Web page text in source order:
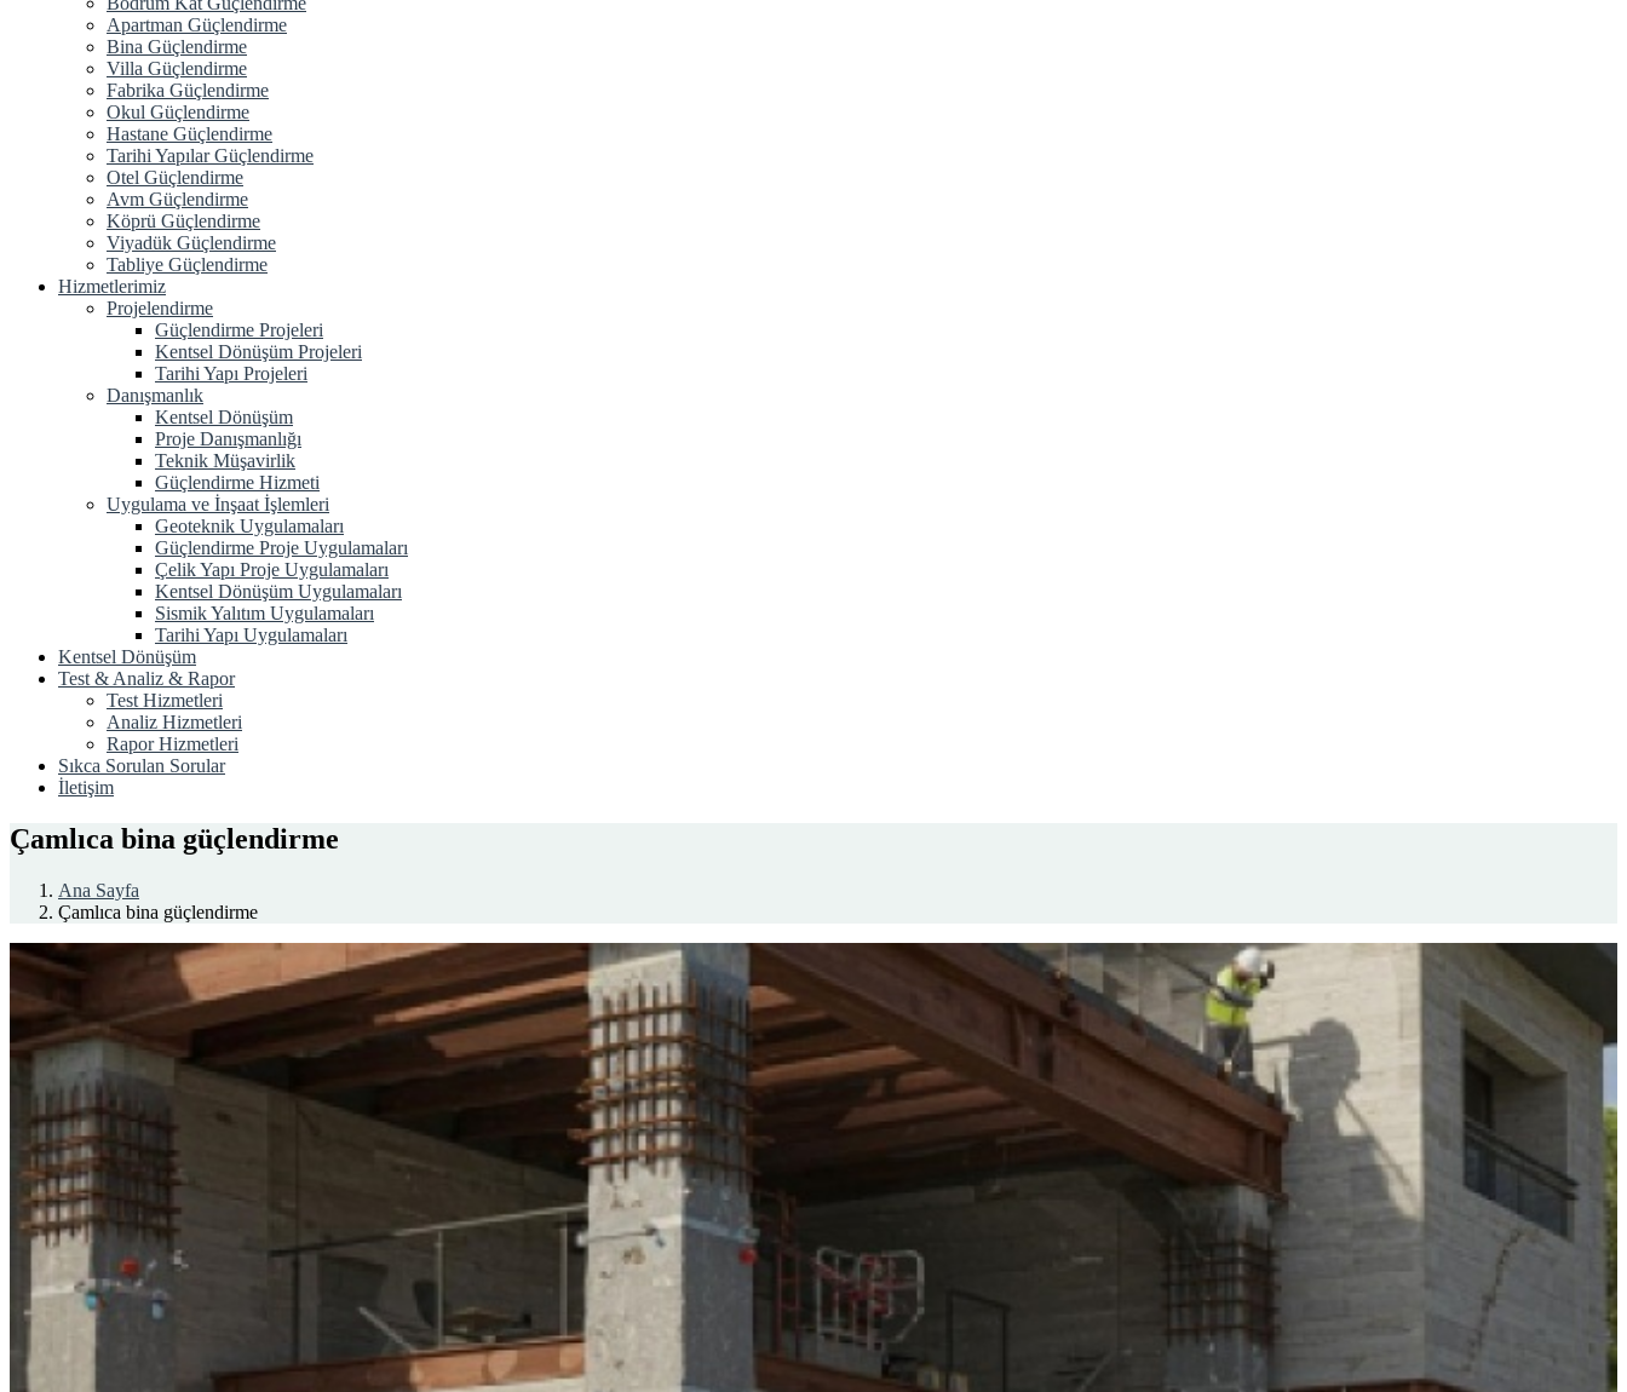
Apartman Güçlendirme
Bina Güçlendirme
Villa Güçlendirme
Fabrika Güçlendirme
Okul Güçlendirme
Hastane Güçlendirme
Tarihi Yapılar Güçlendirme
Otel Güçlendirme
Avm Güçlendirme
Köprü Güçlendirme
Viyadük Güçlendirme
Tabliye Güçlendirme
Hizmetlerimiz
Projelendirme
Güçlendirme Projeleri
Kentsel Dönüşüm Projeleri
Tarihi Yapı Projeleri
Danışmanlık
Kentsel Dönüşüm
Proje Danışmanlığı
Teknik Müşavirlik
Güçlendirme Hizmeti
Uygulama ve İnşaat İşlemleri
Geoteknik Uygulamaları
Güçlendirme Proje Uygulamaları
Çelik Yapı Proje Uygulamaları
Kentsel Dönüşüm Uygulamaları
Sismik Yalıtım Uygulamaları
Tarihi Yapı Uygulamaları
Kentsel Dönüşüm
Test & Analiz & Rapor
Test Hizmetleri
Analiz Hizmetleri
Rapor Hizmetleri
Sıkca Sorulan Sorular
İletişim
Çamlıca bina güçlendirme
Ana Sayfa
Çamlıca bina güçlendirme